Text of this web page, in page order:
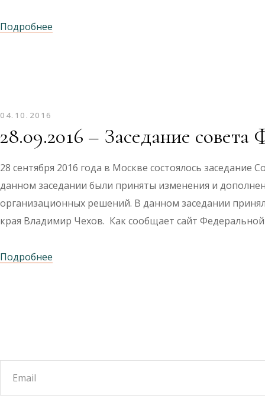
Подробнее
04.10.2016
28.09.2016 – Заседание
28 сентября 2016 года в Москве состоялось
данном заседании были приняты изменения и
организационных решений. В данном заседании
края Владимир Чехов. Как сообщает сайт
Подробнее